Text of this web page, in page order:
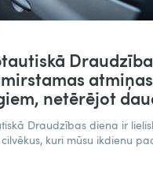
netērējot
Draudzības diena ir
kuri mūsu ikdienu